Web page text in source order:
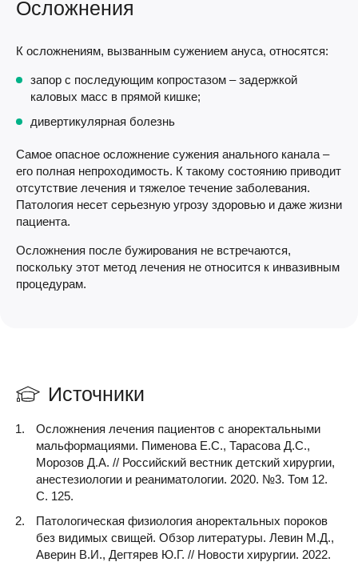
Осложнения
К осложнениям, вызванным сужением ануса, относятся:
запор с последующим копростазом – задержкой
каловых масс в прямой кишке;
дивертикулярная болезнь
Самое опасное осложнение сужения анального канала –
его полная непроходимость. К такому состоянию приводит
отсутствие лечения и тяжелое течение заболевания.
Патология несет серьезную угрозу здоровью и даже жизни
пациента.
Осложнения после бужирования не встречаются,
поскольку этот метод лечения не относится к инвазивным
процедурам.
Источники
Осложнения лечения пациентов с аноректальными
мальформациями. Пименова Е.С., Тарасова Д.С.,
Морозов Д.А. // Российский вестник детский хирургии,
анестезиологии и реаниматологии. 2020. №3. Том 12.
С. 125.
Патологическая физиология аноректальных пороков
без видимых свищей. Обзор литературы. Левин М.Д.,
Аверин В.И., Дегтярев Ю.Г. // Новости хирургии. 2022.